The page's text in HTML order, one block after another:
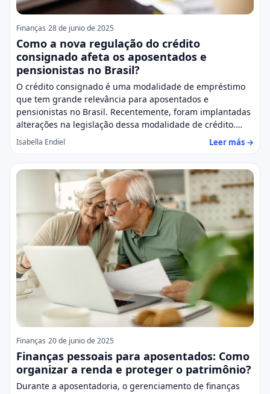
Finanças 28 de junio de 2025
Como a nova regulação do crédito
consignado afeta os aposentados e
pensionistas no Brasil?
O crédito consignado é uma modalidade de empréstimo
que tem grande relevância para aposentados e
pensionistas no Brasil. Recentemente, foram implantadas
alterações na legislação dessa modalidade de crédito.…
Isabella Endiel Leer más →
Finanças 20 de junio de 2025
Finanças pessoais para aposentados: Como
organizar a renda e proteger o patrimônio?
Durante a aposentadoria, o gerenciamento de finanças